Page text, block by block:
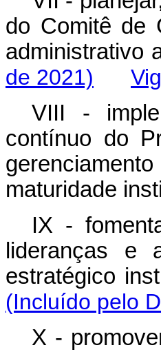
do Comitê de
de 2021)
VIII -
contínuo do
maturidade
IX -
lideranças e
estratégico
(Incluído pelo
X -